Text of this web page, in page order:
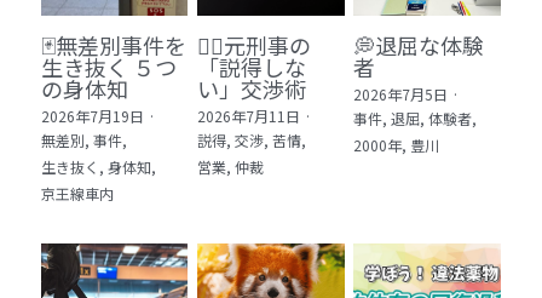
2 発達障害・精神疾患・ケア 29冊
3 身体知・非言語・情動 13冊
4 創作・芸術・神秘 30冊
5 教育・マネジメント・学修 20冊
6 セールス・マーケティング・ビジネスモデ
ル 21冊
日本語
日本語
🃏無差別事件を
生き抜く ５つ
の身体知
2026年7月19日 ·
無差別, 事件,
生き抜く, 身体知,
京王線車内
🙅‍♂️元刑事の
「説得しな
い」交渉術
2026年7月11日 ·
説得, 交渉, 苦情,
営業, 仲裁
💭退屈な体験
者
2026年7月5日 ·
事件, 退屈, 体験者,
2000年, 豊川